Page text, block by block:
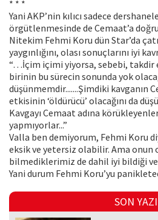
* * *
Yani AKP’nin kılıcı sadece
örgütlenmesinde de Cemaat’a
Nitekim Fehmi Koru dün Star’da
yaygınlığını, olası sonuçlarını iyi
“…İçim içimi yiyorsa, sebebi,
birinin bu sürecin sonunda yok
düşünmemdir.......Şimdiki kavganın
etkisinin ‘öldürücü’ olacağını da
Kavgayı Cemaat adına
yapmıyorlar...”
Valla ben demiyorum, Fehmi Koru
eksik ve yetersiz olabilir. Ama
bilmediklerimiz de dahil iyi bildiği ve
Yani durum Fehmi Koru’yu
SON YAZI